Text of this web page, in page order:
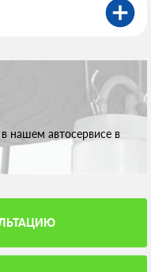
нашем автосервисе в